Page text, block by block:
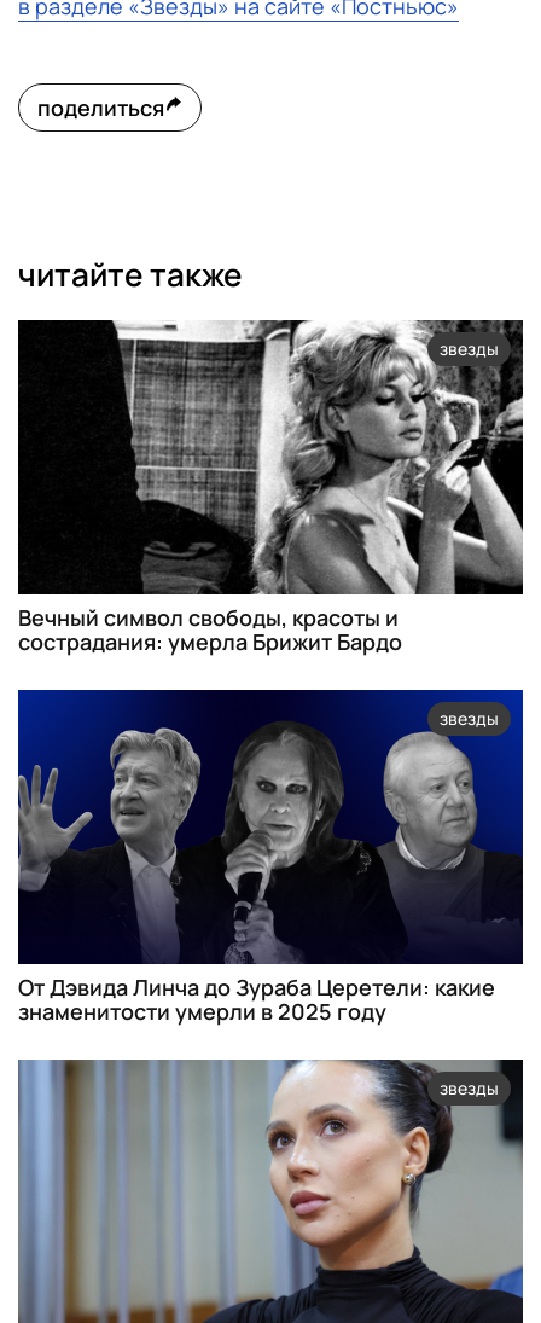
в разделе «Звезды» на сайте «Постньюс»
поделиться
читайте также
звезды
Вечный символ свободы, красоты и
сострадания: умерла Брижит Бардо
звезды
От Дэвида Линча до Зураба Церетели: какие
знаменитости умерли в 2025 году
звезды